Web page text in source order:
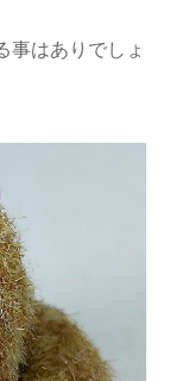
事はありでしょ